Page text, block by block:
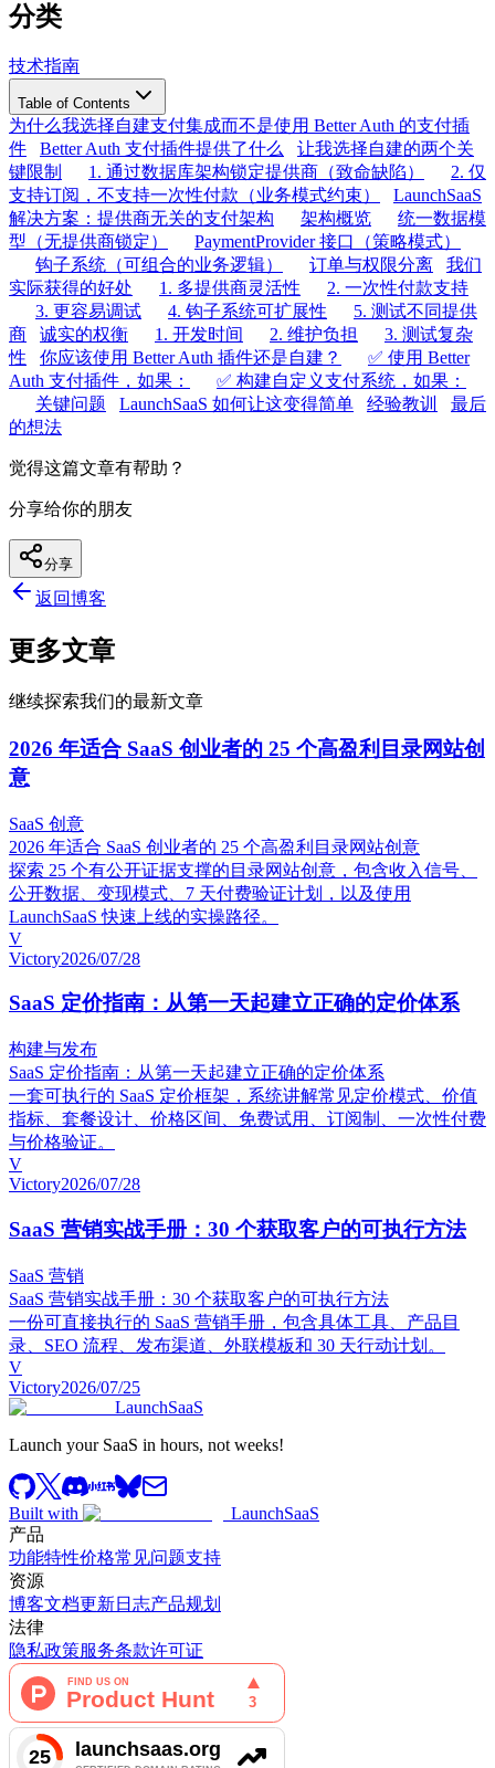
分类
技术指南
Table of Contents
为什么我选择自建支付集成而不是使用 Better Auth 的支付插
件
Better Auth 支付插件提供了什么
让我选择自建的两个关
键限制
1. 通过数据库架构锁定提供商（致命缺陷）
2. 仅
支持订阅，不支持一次性付款（业务模式约束）
LaunchSaaS
解决方案：提供商无关的支付架构
架构概览
统一数据模
型（无提供商锁定）
PaymentProvider 接口（策略模式）
钩子系统（可组合的业务逻辑）
订单与权限分离
我们
实际获得的好处
1. 多提供商灵活性
2. 一次性付款支持
3. 更容易调试
4. 钩子系统可扩展性
5. 测试不同提供
商
诚实的权衡 1. 开发时间 2. 维护负担
3. 测试复杂
性
你应该使用 Better Auth 插件还是自建？
✅ 使用 Better
Auth 支付插件，如果：
✅ 构建自定义支付系统，如果：
关键问题
LaunchSaaS 如何让这变得简单 经验教训
最后
的想法
觉得这篇文章有帮助？
分享给你的朋友
分享
返回博客
更多文章
继续探索我们的最新文章
2026 年适合 SaaS 创业者的 25 个高盈利目录网站创
意
SaaS 创意
2026 年适合 SaaS 创业者的 25 个高盈利目录网站创意
探索 25 个有公开证据支撑的目录网站创意，包含收入信号、
公开数据、变现模式、7 天付费验证计划，以及使用
LaunchSaaS 快速上线的实操路径。
V
Victory2026/07/28
SaaS 定价指南：从第一天起建立正确的定价体系
构建与发布
SaaS 定价指南：从第一天起建立正确的定价体系
一套可执行的 SaaS 定价框架，系统讲解常见定价模式、价值
指标、套餐设计、价格区间、免费试用、订阅制、一次性付费
与价格验证。
V
Victory2026/07/28
SaaS 营销实战手册：30 个获取客户的可执行方法
SaaS 营销
SaaS 营销实战手册：30 个获取客户的可执行方法
一份可直接执行的 SaaS 营销手册，包含具体工具、产品目
录、SEO 流程、发布渠道、外联模板和 30 天行动计划。
V
Victory2026/07/25
LaunchSaaS
Launch your SaaS in hours, not weeks!
Built with
LaunchSaaS
产品
功能特性价格常见问题支持
资源
博客文档更新日志产品规划
法律
隐私政策服务条款许可证